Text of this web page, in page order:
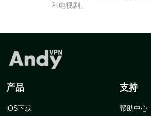
和电视剧。
产品
iOS下载
支持
帮助中心